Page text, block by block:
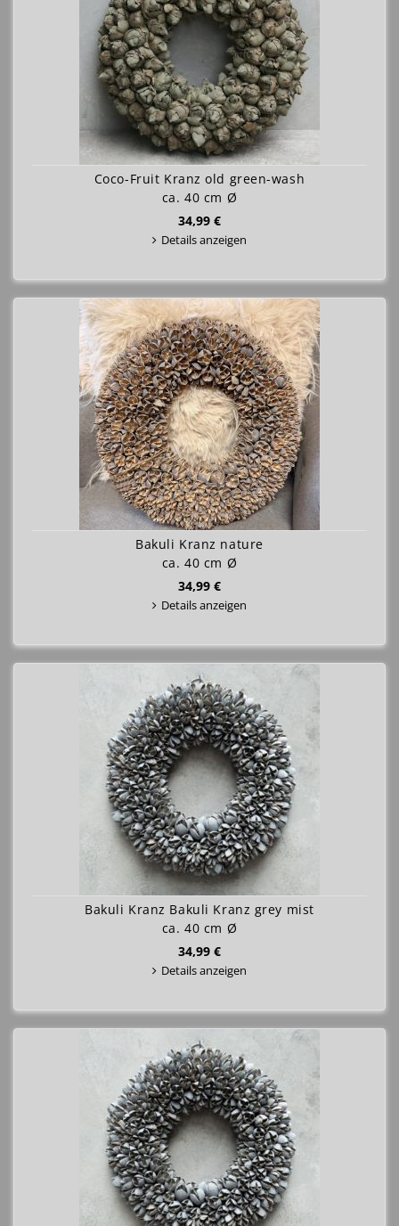
Coco-Fruit Kranz old green-wash
ca. 40 cm Ø
34,99 €
Details anzeigen
Bakuli Kranz nature
ca. 40 cm Ø
34,99 €
Details anzeigen
Bakuli Kranz Bakuli Kranz grey mist
ca. 40 cm Ø
34,99 €
Details anzeigen